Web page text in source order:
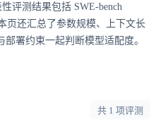
评测结果包括 SWE-bench
页还汇总了参数规模、上下文长
署约束一起判断模型适配度。
共 1 项评测